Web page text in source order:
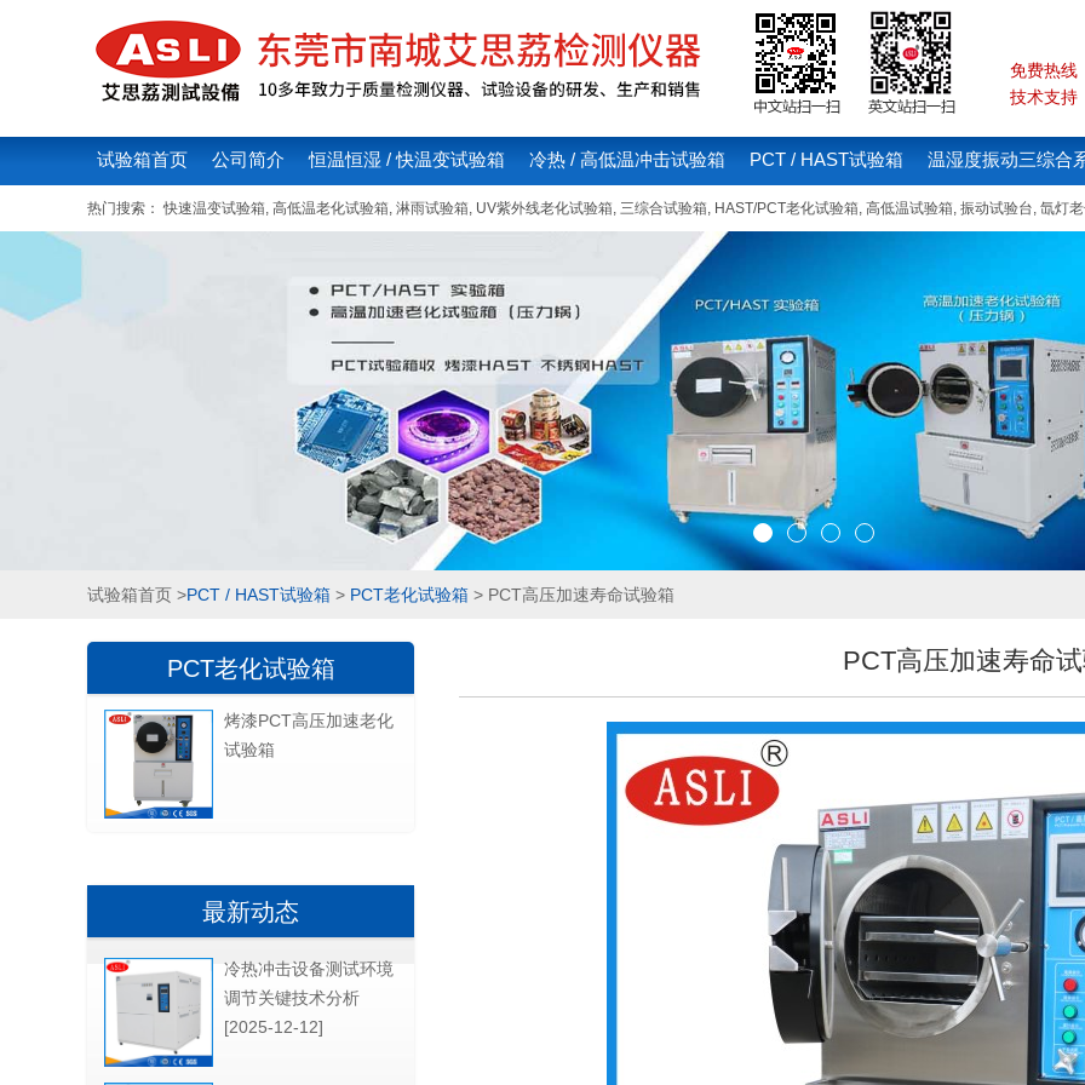
免费热线
技术支持
试验箱首页 公司简介 恒温恒湿 / 快温变试验箱 冷热 / 高低温冲击试验箱 PCT / HAST试验箱 温湿度振动三综合
热门搜索：快速温变试验箱, 高低温老化试验箱, 淋雨试验箱, UV紫外线老化试验箱, 三综合试验箱, HAST/PCT老化试验箱, 高低温试验箱, 振动试验台, 氙灯
试验箱首页 >PCT / HAST试验箱 > PCT老化试验箱 > PCT高压加速寿命试验箱
PCT高压加速寿命
PCT老化试验箱
烤漆PCT高压加速老化
试验箱
最新动态
冷热冲击设备测试环境
调节关键技术分析
[2025-12-12]